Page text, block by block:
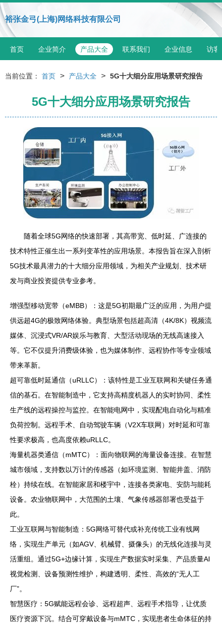
裕张金弓(上海)网络科技有限公司
首页 企业简介 产品大全 联系我们 企业信息 访客
当前位置： 首页 > 产品大全 > 5G十大细分应用场景研究报告
5G十大细分应用场景研究报告
随着全球5G网络的快速部署，其高带宽、低时延、广连接的
技术特性正催生出一系列变革性的应用场景。本报告旨在深入剖析
5G技术最具潜力的十大细分应用领域，为相关产业规划、技术研
发与商业投资提供专业参考。
增强型移动宽带（eMBB）：这是5G初期最广泛的应用，为用户提
供远超4G的极致网络体验。典型场景包括超高清（4K/8K）视频流
媒体、沉浸式VR/AR娱乐与教育、大型活动现场的无线高速接入
等。它不仅提升消费级体验，也为媒体制作、远程协作等专业领域
带来革新。
超可靠低时延通信（uRLLC）：该特性是工业互联网和关键任务通
信的基石。在智能制造中，它支持高精度机器人的实时协同、柔性
生产线的远程操控与监控。在智能电网中，实现配电自动化与精准
负荷控制。远程手术、自动驾驶车辆（V2X车联网）对时延和可靠
性要求极高，也高度依赖uRLLC。
海量机器类通信（mMTC）：面向物联网的海量设备连接。在智慧
城市领域，支持数以万计的传感器（如环境监测、智能井盖、消防
栓）持续在线。在智能家居和楼宇中，连接各类家电、安防与能耗
设备。农业物联网中，大范围的土壤、气象传感器部署也受益于
此。
工业互联网与智能制造：5G网络可替代或补充传统工业有线网
络，实现生产单元（如AGV、机械臂、摄像头）的无线化连接与灵
活重组。通过5G+边缘计算，实现生产数据实时采集、产品质量AI
视觉检测、设备预测性维护，构建透明、柔性、高效的“无人工
厂”。
智慧医疗：5G赋能远程会诊、远程超声、远程手术指导，让优质
医疗资源下沉。结合可穿戴设备与mMTC，实现患者生命体征的持